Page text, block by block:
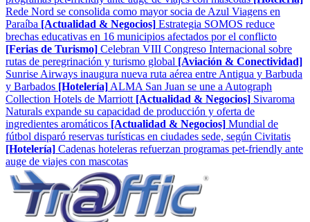
Rede Nord se consolida como mayor socia de Azul Viagens en
Paraíba [Actualidad & Negocios] Estrategia SOMOS reduce
brechas educativas en 16 municipios afectados por el conflicto
[Ferias de Turismo] Celebran VIII Congreso Internacional sobre
rutas de peregrinación y turismo global [Aviación & Conectividad]
Sunrise Airways inaugura nueva ruta aérea entre Antigua y Barbuda
y Barbados [Hotelería] ALMA San Juan se une a Autograph
Collection Hotels de Marriott [Actualidad & Negocios] Sivaroma
Naturals expande su capacidad de producción y oferta de
ingredientes aromáticos [Actualidad & Negocios] Mundial de
fútbol disparó reservas turísticas en ciudades sede, según Civitatis
[Hotelería] Cadenas hoteleras refuerzan programas pet-friendly ante
auge de viajes con mascotas